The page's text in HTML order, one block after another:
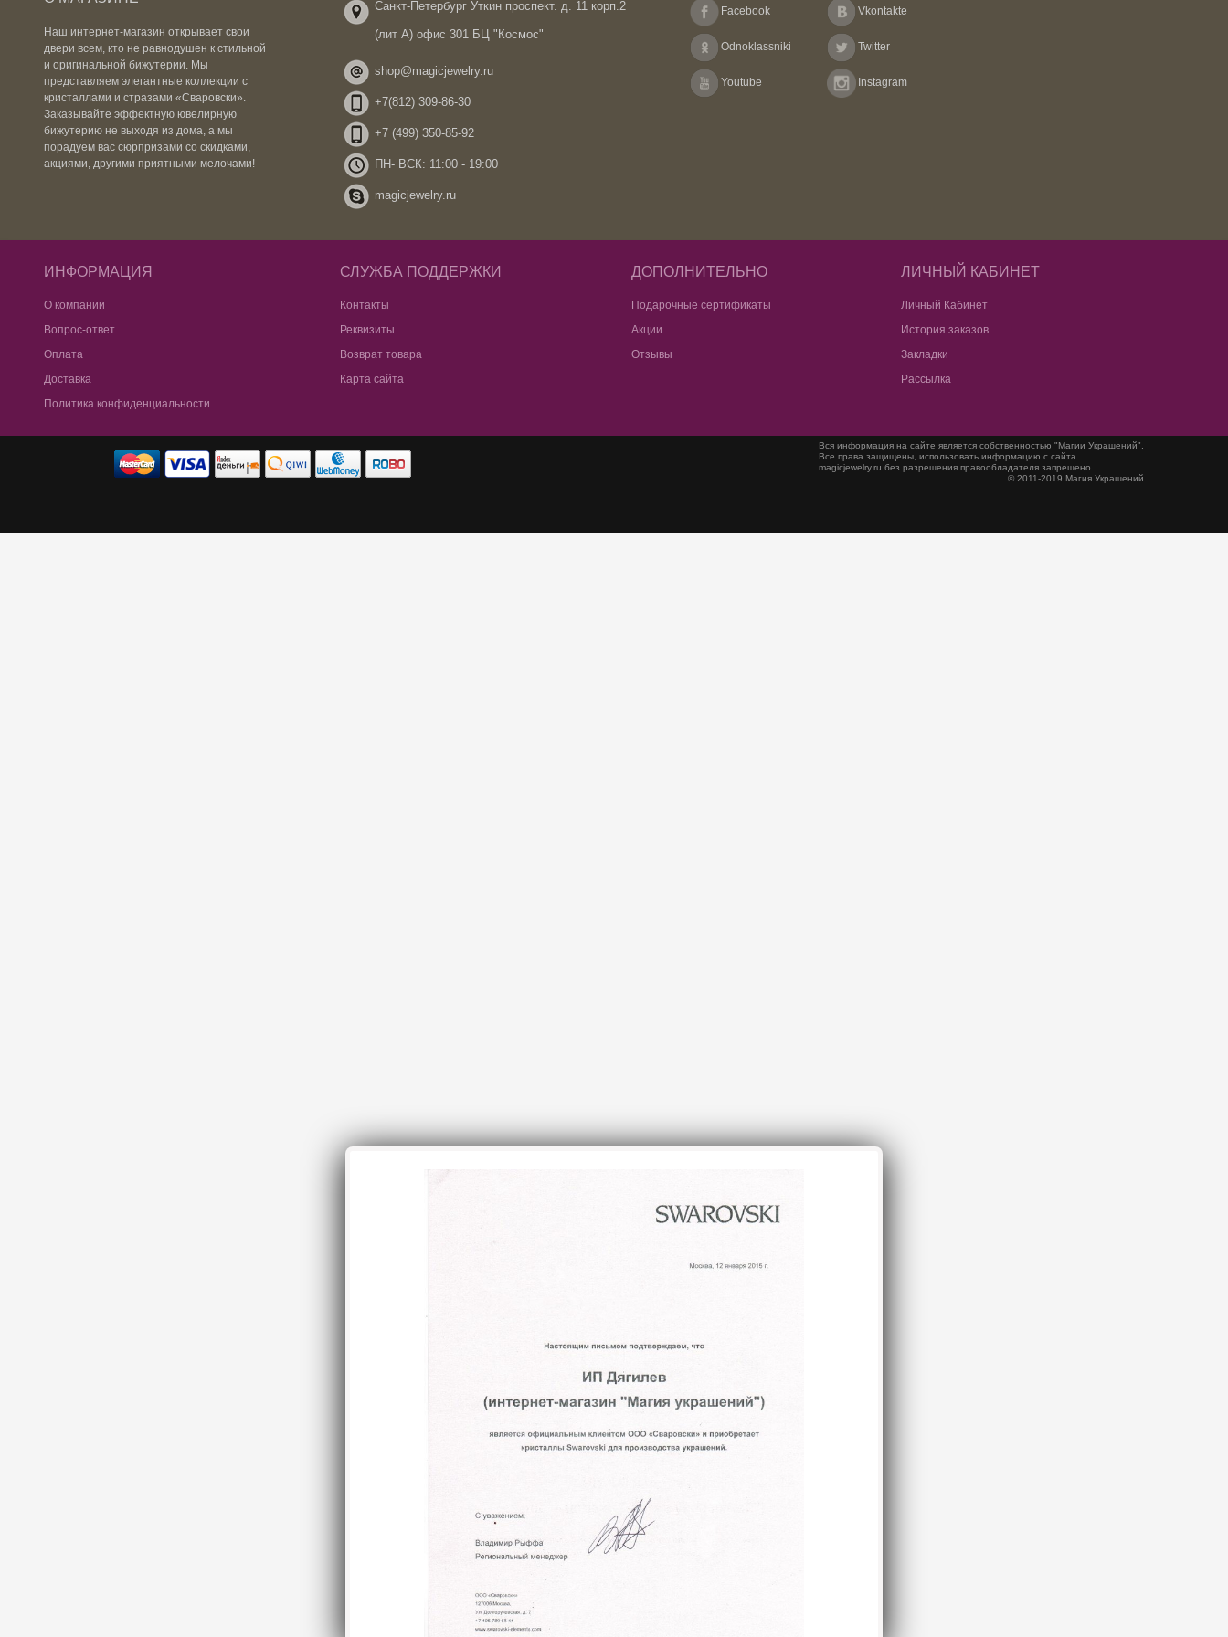
Наш интернет-магазин открывает свои
двери всем, кто не равнодушен к стильной
и оригинальной бижутерии. Мы
представляем элегантные коллекции с
кристаллами и стразами «Сваровски».
Заказывайте эффектную ювелирную
бижутерию не выходя из дома, а мы
порадуем вас сюрпризами со скидками,
акциями, другими приятными мелочами!
Санкт-Петербург Уткин проспект. д. 11 корп.2
(лит А) офис 301 БЦ "Космос"
shop@magicjewelry.ru
+7(812) 309-86-30
+7 (499) 350-85-92
ПН- ВСК: 11:00 - 19:00
magicjewelry.ru
Facebook Vkontakte
Odnoklassniki Twitter
Youtube Instagram
ИНФОРМАЦИЯ
О компании
Вопрос-ответ
Оплата
Доставка
Политика конфиденциальности
СЛУЖБА ПОДДЕРЖКИ
Контакты
Реквизиты
Возврат товара
Карта сайта
ДОПОЛНИТЕЛЬНО
Подарочные сертификаты
Акции
Отзывы
ЛИЧНЫЙ КАБИНЕТ
Личный Кабинет
История заказов
Закладки
Рассылка
Вся информация на сайте является собственностью "Магии Украшений".
Все права защищены, использовать информацию с сайта
magicjewelry.ru без разрешения правообладателя запрещено.
© 2011-2019 Магия Украшений